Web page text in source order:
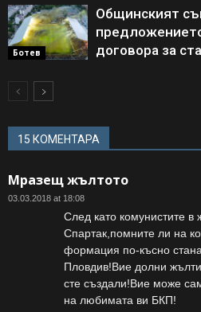
Ботев
Общинският
договора за
15 КОМЕНТАРА
Мразещ жълтото
03.03.2018 at 18:08
След като комунистите в
Спартак,помните ли на
формация по-късно
Пловдив!Вие долни
сте създали!Вие може
на любимата ви БКП!